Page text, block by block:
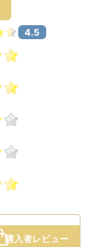
4.5
購入者レビュー